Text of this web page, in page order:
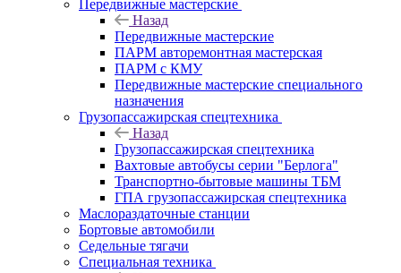
Передвижные мастерские
Назад
Передвижные мастерские
ПАРМ авторемонтная мастерская
ПАРМ с КМУ
Передвижные мастерские специального
назначения
Грузопассажирская спецтехника
Назад
Грузопассажирская спецтехника
Вахтовые автобусы серии "Берлога"
Транспортно-бытовые машины ТБМ
ГПА грузопассажирская спецтехника
Маслораздаточные станции
Бортовые автомобили
Седельные тягачи
Специальная техника